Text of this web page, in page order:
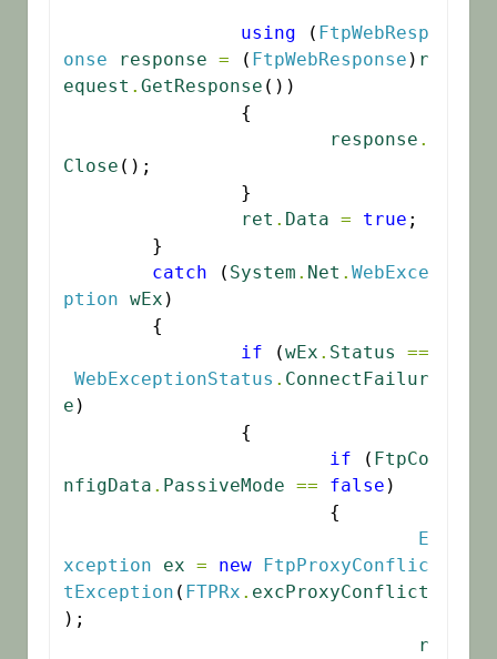
using ( FtpWebResp
onse
response = ( FtpWebResponse ) r
equest . GetResponse ())
response .
Close ();
ret . Data = true ;
catch ( System . Net . WebExce
ption wEx )
if (wEx . Status
==
WebExceptionStatus . ConnectFailur
e )
if ( FtpCo
nfigData . PassiveMode == false )
E
xception
ex = new
FtpProxyConflic
tException ( FTPRx . excProxyConflict
);
r